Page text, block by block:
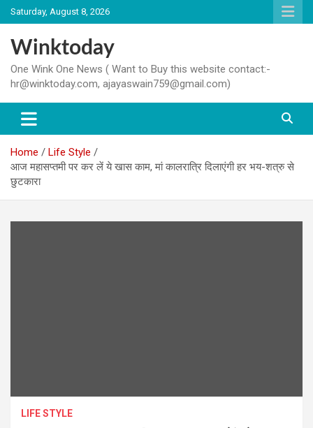
Skip
to
content
Saturday, August 8, 2026
Winktoday
One Wink One News ( Want to Buy this website contact:-
hr@winktoday.com, ajayaswain759@gmail.com)
Home
Life Style
आज महासप्तमी पर कर लें ये खास काम, मां कालरात्रि दिलाएंगी हर भय-शत्रु से
छुटकारा
LIFE STYLE